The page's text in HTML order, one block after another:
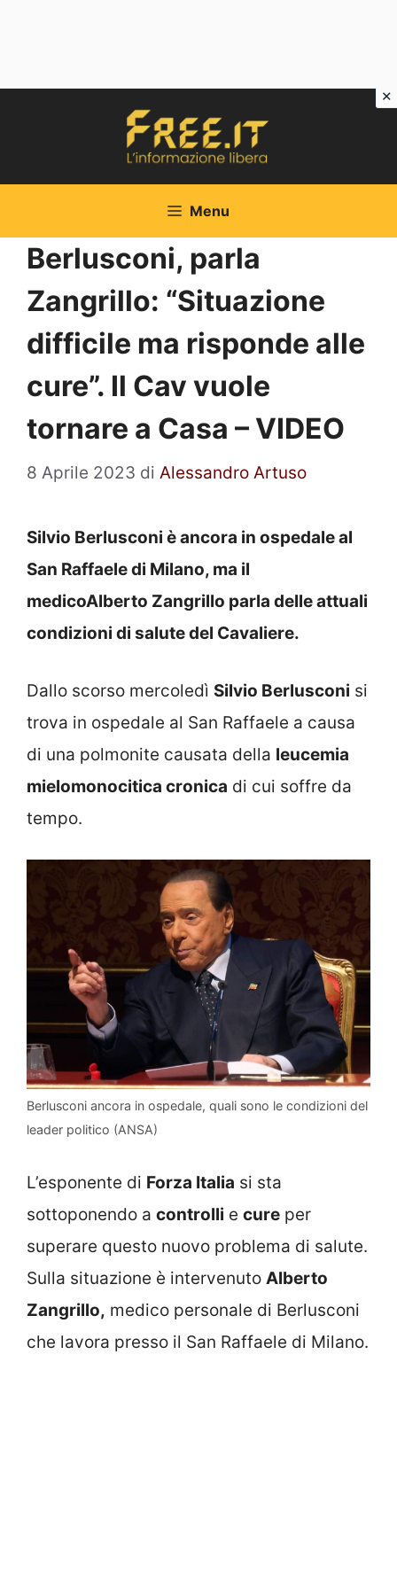
Menu
Berlusconi, parla
Zangrillo: “Situazione
difficile ma risponde alle
cure”. Il Cav vuole
tornare a Casa – VIDEO
8 Aprile 2023 di Alessandro Artuso
Silvio Berlusconi è ancora in ospedale al
San Raffaele di Milano, ma il
medicoAlberto Zangrillo parla delle attuali
condizioni di salute del Cavaliere.
Dallo scorso mercoledì Silvio Berlusconi si
trova in ospedale al San Raffaele a causa
di una polmonite causata della leucemia
mielomonocitica cronica di cui soffre da
tempo.
Berlusconi ancora in ospedale, quali sono le condizioni del
leader politico (ANSA)
L’esponente di Forza Italia si sta
sottoponendo a controlli e cure per
superare questo nuovo problema di salute.
Sulla situazione è intervenuto Alberto
Zangrillo, medico personale di Berlusconi
che lavora presso il San Raffaele di Milano.